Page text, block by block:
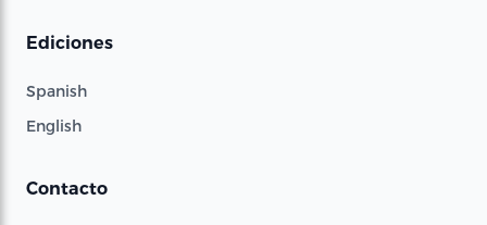
Ediciones
Spanish
English
Contacto